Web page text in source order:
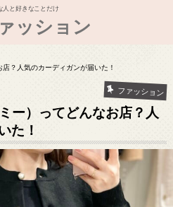
人と好きなことだけ
ッション
？人気のカーディガンが届いた！
ファッション
ー）ってどんなお店？人
た！